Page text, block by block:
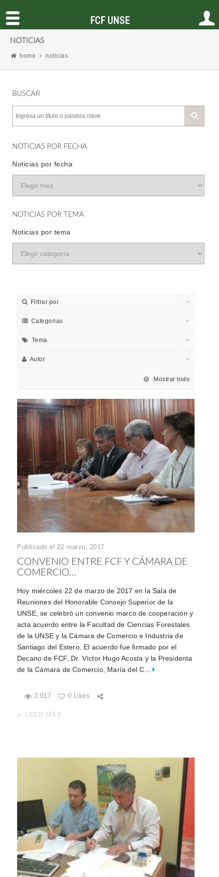
NOTICIAS
home noticias
BUSCAR
NOTICIAS POR FECHA
Noticias por fecha
NOTICIAS POR TEMA
Noticias por tema
Filtrar por
Categorias
Tema
Autor
Mostrar todo
Publicado el 22 marzo, 2017
CONVENIO ENTRE FCF Y CÁMARA DE
COMERCIO...
Hoy miércoles 22 de marzo de 2017 en la Sala de
Reuniones del Honorable Consejo Superior de la
UNSE, se celebró un convenio marco de cooperación y
acta acuerdo entre la Facultad de Ciencias Forestales
de la UNSE y la Cámara de Comercio e Industria de
Santiago del Estero. El acuerdo fue firmado por el
Decano de FCF, Dr. Víctor Hugo Acosta y la Presidenta
de la Cámara de Comercio, María del C...
2,017 0 Likes
LEER MÁS
FCF UNSE